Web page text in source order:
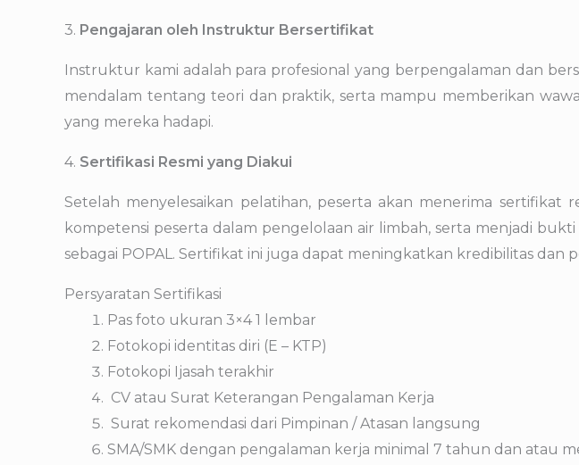
3. Pengajaran oleh Instruktur Bersertifikat
Instruktur kami adalah para profesional yang berpengalaman dan
mendalam tentang teori dan praktik, serta mampu memberikan
yang mereka hadapi.
4. Sertifikasi Resmi yang Diakui
Setelah menyelesaikan pelatihan, peserta akan menerima sertifikat
kompetensi peserta dalam pengelolaan air limbah, serta menjadi
sebagai POPAL. Sertifikat ini juga dapat meningkatkan kredibilitas dan
Persyaratan Sertifikasi
Pas foto ukuran 3×4 1 lembar
Fotokopi identitas diri (E – KTP)
Fotokopi Ijasah terakhir
CV atau Surat Keterangan Pengalaman Kerja
Surat rekomendasi dari Pimpinan / Atasan langsung
SMA/SMK dengan pengalaman kerja minimal 7 tahun dan atau